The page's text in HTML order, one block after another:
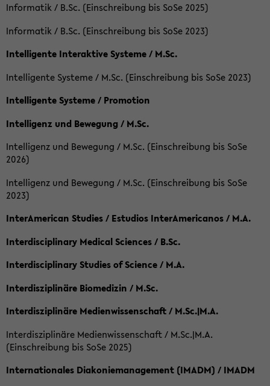
Informatik / B.Sc. (Einschreibung bis SoSe 2025)
Informatik / B.Sc. (Einschreibung bis SoSe 2023)
Intelligente Interaktive Systeme / M.Sc.
Intelligente Systeme / M.Sc. (Einschreibung bis SoSe 2023)
Intelligente Systeme / Promotion
Intelligenz und Bewegung / M.Sc.
Intelligenz und Bewegung / M.Sc. (Einschreibung bis SoSe
2026)
Intelligenz und Bewegung / M.Sc. (Einschreibung bis SoSe
2023)
InterAmerican Studies / Estudios InterAmericanos / M.A.
Interdisciplinary Medical Sciences / B.Sc.
Interdisciplinary Studies of Science / M.A.
Interdisziplinäre Biomedizin / M.Sc.
Interdisziplinäre Medienwissenschaft / M.Sc.|M.A.
Interdisziplinäre Medienwissenschaft / M.Sc.|M.A.
(Einschreibung bis SoSe 2025)
Internationales Diakoniemanagement (IMADM) / IMADM